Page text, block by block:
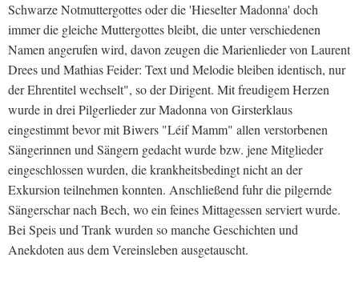
Schwarze Notmuttergottes oder die 'Hieselter Madonna' doch
immer die gleiche Muttergottes bleibt, die unter verschiedenen
Namen angerufen wird, davon zeugen die Marienlieder von Laurent
Drees und Mathias Feider: Text und Melodie bleiben identisch, nur
der Ehrentitel wechselt", so der Dirigent. Mit freudigem Herzen
wurde in drei Pilgerlieder zur Madonna von Girsterklaus
eingestimmt bevor mit Biwers "Léif Mamm" allen verstorbenen
Sängerinnen und Sängern gedacht wurde bzw. jene Mitglieder
eingeschlossen wurden, die krankheitsbedingt nicht an der
Exkursion teilnehmen konnten. Anschließend fuhr die pilgernde
Sängerschar nach Bech, wo ein feines Mittagessen serviert wurde.
Bei Speis und Trank wurden so manche Geschichten und
Anekdoten aus dem Vereinsleben ausgetauscht.